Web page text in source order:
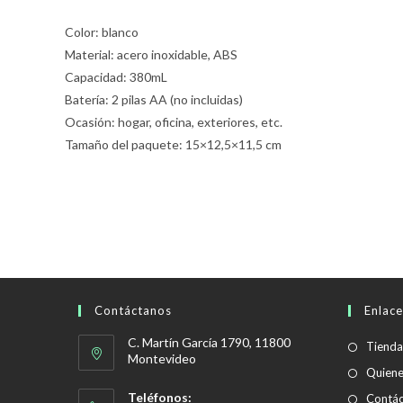
Color: blanco
Material: acero inoxidable, ABS
Capacidad: 380mL
Batería: 2 pilas AA (no incluidas)
Ocasión: hogar, oficina, exteriores, etc.
Tamaño del paquete: 15×12,5×11,5 cm
Contáctanos
C. Martín García 1790, 11800
Montevideo
Teléfonos:
Tienda